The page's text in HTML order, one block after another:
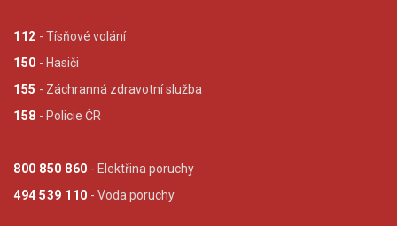
112 - Tísňové volání
150 - Hasiči
155 - Záchranná zdravotní služba
158 - Policie ČR
800 850 860 - Elektřina poruchy
494 539 110 - Voda poruchy